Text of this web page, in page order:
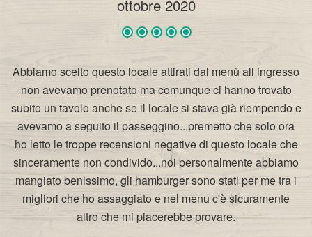
ottobre 2020
Abbiamo scelto questo locale attirati dal menù all ingresso
non avevamo prenotato ma comunque ci hanno trovato
subito un tavolo anche se il locale si stava già riempendo e
avevamo a seguito il passeggino...premetto che solo ora
ho letto le troppe recensioni negative di questo locale che
sinceramente non condivido...noi personalmente abbiamo
mangiato benissimo, gli hamburger sono stati per me tra i
migliori che ho assaggiato e nel menu c'è sicuramente
altro che mi piacerebbe provare.